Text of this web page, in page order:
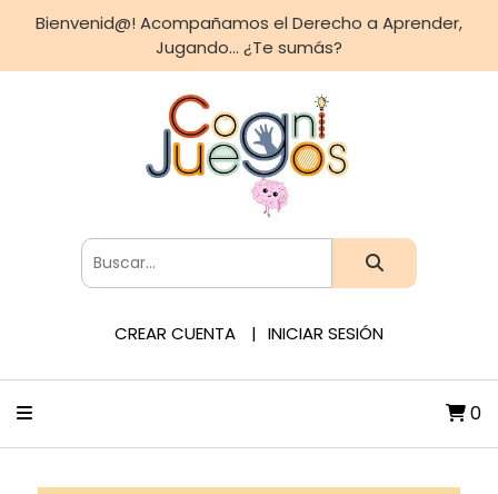
Bienvenid@! Acompañamos el Derecho a Aprender,
Jugando... ¿Te sumás?
CREAR CUENTA INICIAR SESIÓN
0